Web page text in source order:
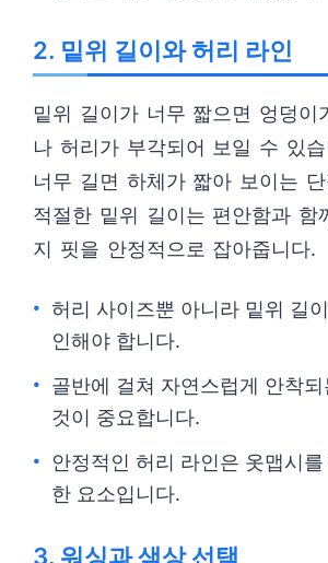
2. 밑위 길이와 허리 라인
밑위 길이가 너무 짧으면 엉덩이
나 허리가 부각되어 보일 수 있
너무 길면 하체가 짧아 보이는
적절한 밑위 길이는 편안함과 함
지 핏을 안정적으로 잡아줍니다.
허리 사이즈뿐 아니라 밑위 길
인해야 합니다.
골반에 걸쳐 자연스럽게 안착
것이 중요합니다.
안정적인 허리 라인은 옷맵시
한 요소입니다.
3. 워싱과 색상 선택